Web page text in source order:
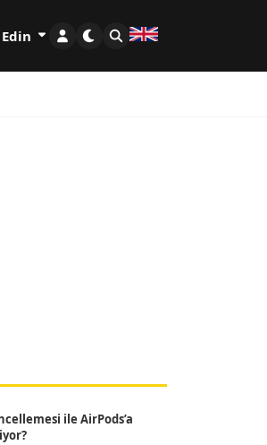
ile AirPods’a